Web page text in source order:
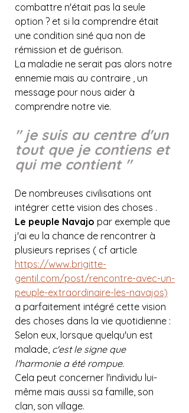
combattre n'était pas la seule
option ? et si la comprendre était
une condition siné qua non de
rémission et de guérison.
La maladie ne serait pas alors notre
ennemie mais au contraire , un
message pour nous aider à
comprendre notre vie.
" je suis au centre d'un
tout que je contiens et
qui me contient "
De nombreuses civilisations ont
intégrer cette vision des choses .
Le peuple Navajo par exemple que
j'ai eu la chance de rencontrer à
plusieurs reprises ( cf article
https://www.brigitte-
gentil.com/post/rencontre-avec-un-
peuple-extraordinaire-les-navajos)
a parfaitement intégré cette vision
des choses dans la vie quotidienne :
Selon eux, lorsque quelqu'un est
malade, c'est le signe que
l'harmonie a été rompue.
Cela peut concerner l'individu lui-
même mais aussi sa famille, son
clan, son village.